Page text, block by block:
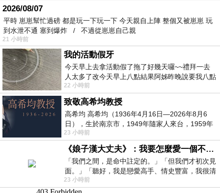
2026/08/07
平時 崽崽幫忙過磅 都是玩一下玩一下 今天親自上陣 整個又被崽崽 玩
到水泄不通 塞到爆炸 / 不過從崽崽自己親
21 小時前
我的活動假牙
今天早上去拿活動假了拖了好幾天囉~~禮拜一去
人太多了改今天早上八點結果阿姊昨晚說要我八點
去西螺農會~回到莿桐都8點半多了
22 小時前
致敬高希均教授
高希均 高希均（1936年4月16日—2026年8月6
日），生於南京市，1949年隨家人來台，1959年
赴美深造並取得經濟發展博士學位。曾任
23 小時前
《娘子漢大丈夫》：我要怎麼愛一個不存在的人？
「我們之間，是命中註定的。」「但我們才初次見
面。」「聽好，我是戀愛高手、情史豐富，我很清
楚這種感覺，你我之間的那種感覺，現
23 小時前